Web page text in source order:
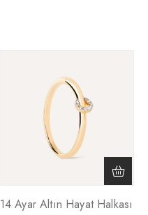
14 Ayar Altın Hayat Halkası